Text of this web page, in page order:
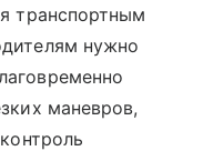
транспортным
нужно
маневров,